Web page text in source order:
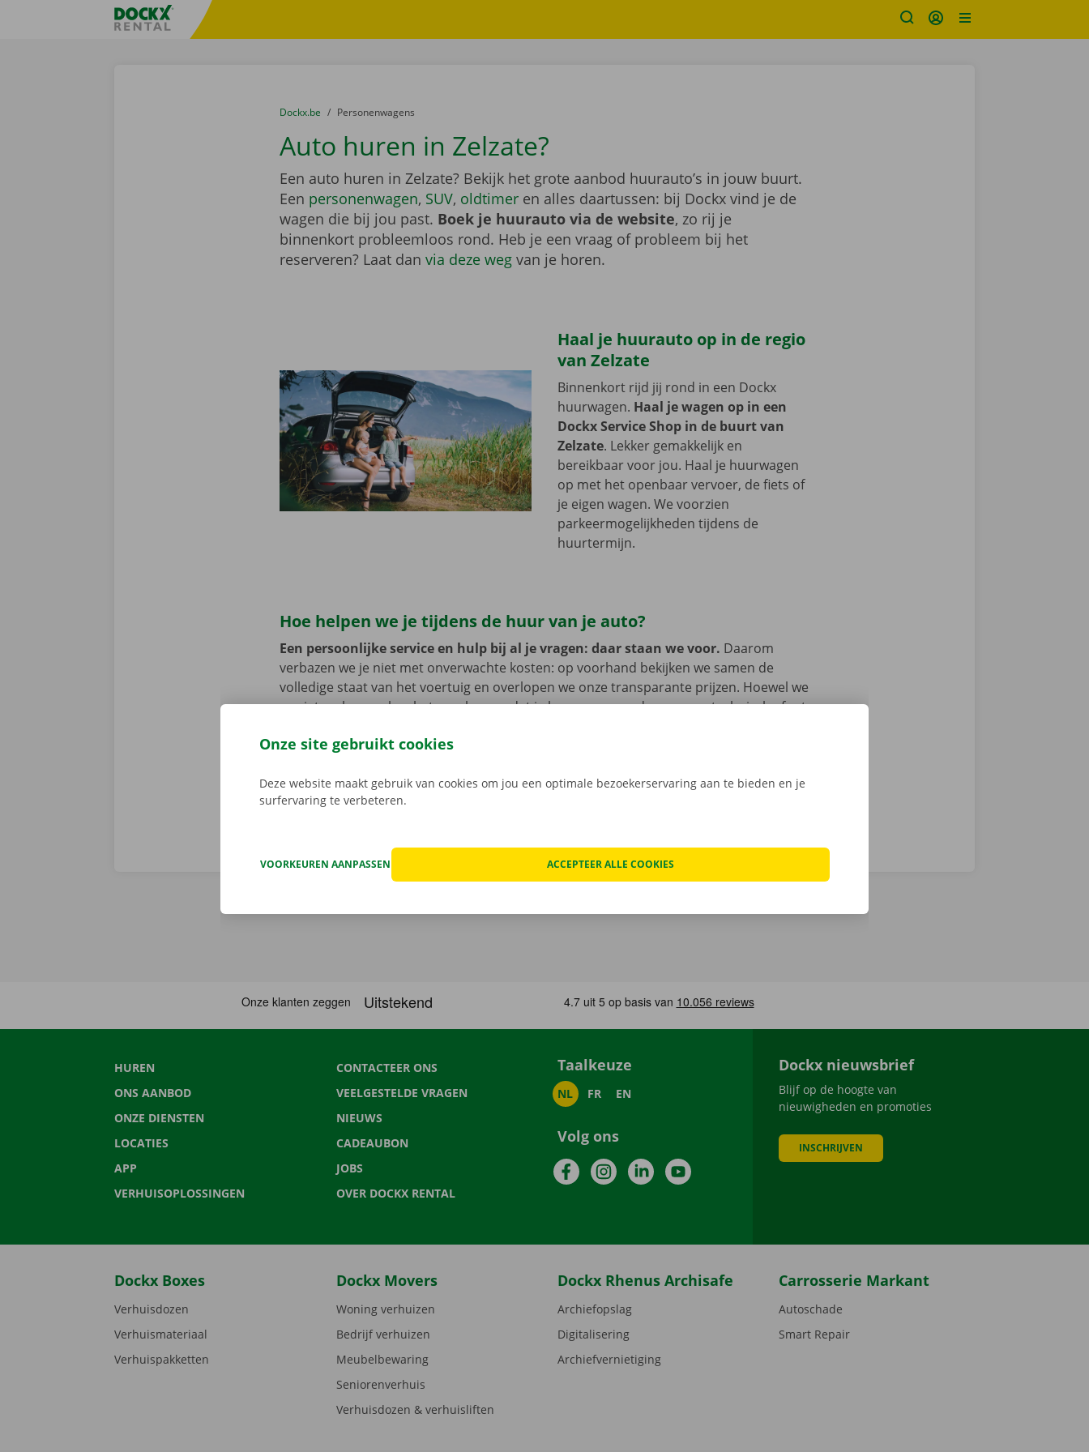
Taalselectie overslaanFratello DEMO
U bevindt zich hier:
van
Dockx.be naar
Personenwagens
Auto huren in Zelzate?
Een auto huren in Zelzate? Bekijk het grote aanbod huurauto’s in jouw buurt.
Een personenwagen, SUV, oldtimeren alles daartussen: bij Dockx vind je de
wagen die bij jou past. Boek je huurauto via de website, zo rij je
binnenkort probleemloos rond. Heb je een vraag of probleem bij het
reserveren? Laat dan via deze wegvan je horen.
Haal je huurauto op in de regio
van Zelzate
Binnenkort rijd jij rond in een Dockx
huurwagen. Haal je wagen op in een
Dockx Service Shop in de buurt van
Zelzate. Lekker gemakkelijk en
bereikbaar voor jou. Haal je huurwagen
op met het openbaar vervoer, de fiets of
je eigen wagen. We voorzien
parkeermogelijkheden tijdens de
huurtermijn.
Hoe helpen we je tijdens de huur van je auto?
Een persoonlijke service en hulp bij al je vragen: daar staan we voor. Daarom
verbazen we je niet met onverwachte kosten: op voorhand bekijken we samen de
volledige staat van het voertuig en overlopen we onze transparante prijzen. Hoewel we
er niet op hopen, kan het voorkomen dat je huurwagen onderweg een technische fout
Europa. Zo vertrek je zorgeloos op pad met je huurauto.
HUREN
ONS AANBOD
ONZE DIENSTEN
LOCATIES
APP
VERHUISOPLOSSINGEN
CONTACTEER ONS
VEELGESTELDE VRAGEN
NIEUWS
CADEAUBON
JOBS
OVER DOCKX RENTAL
Taalkeuze
NL FR EN
Volg ons
FacebookInstagramLinkedInYouTube
Dockx nieuwsbrief
Blijf op de hoogte van
nieuwigheden en promoties
INSCHRIJVEN
Dockx Boxes
Verhuisdozen
Verhuismateriaal
Verhuispakketten
Dockx Movers
Woning verhuizen
Bedrijf verhuizen
Meubelbewaring
Seniorenverhuis
Verhuisdozen & verhuisliften
Dockx Rhenus Archisafe
Archiefopslag
Digitalisering
Archiefvernietiging
Carrosserie Markant
Autoschade
Smart Repair
Onze site gebruikt cookies
Deze website maakt gebruik van cookies om jou een optimale bezoekerservaring aan te bieden en je
surfervaring te verbeteren.
VOORKEUREN AANPASSEN ACCEPTEER ALLE COOKIES